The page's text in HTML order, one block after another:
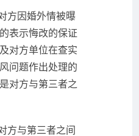
因婚外情被曝
表示悔改的保证
对方单位在查实
问题作出处理的
对方与第三者之
与第三者之间